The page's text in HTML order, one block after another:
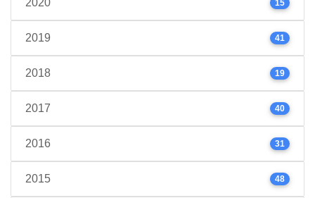
15
2019 41
2018 19
2017 40
2016 31
2015 48